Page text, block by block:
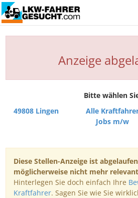
Anzeige
Bitte wählen
49808 Lingen
Alle
Jobs m/w
Diese Stellen-Anzeige ist
möglicherweise nicht mehr
Hinterlegen Sie doch einfach Ihre
Kraftfahrer. Sagen Sie wie Sie